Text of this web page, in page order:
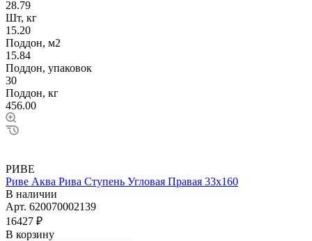
28.79
Шт, кг
15.20
Поддон, м2
15.84
Поддон, упаковок
30
Поддон, кг
456.00
РИВЕ
Риве Аква Рива Ступень Угловая Правая 33х160
В наличии
Арт. 620070002139
16427 ₽
В корзину